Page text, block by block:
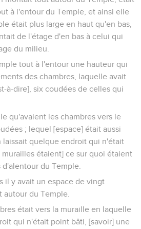
à l'entour du Temple, et ainsi elle
était plus large en haut qu'en bas,
de l'étage d'en bas à celui qui
du milieu.
tout à l'entour une hauteur qui
des chambres, laquelle avait
à-dire], six coudées de celles qui
qu'avaient les chambres vers le
; lequel [espace] était aussi
laissait quelque endroit qui n'était
étaient] ce sur quoi étaient
du Temple.
il y avait un espace de vingt
autour du Temple.
était vers la muraille en laquelle
qui n'était point bâti, [savoir] une